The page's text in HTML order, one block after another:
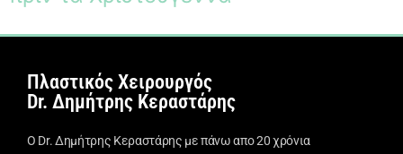
Πλαστικός Χειρουργός
Dr. Δημήτρης Κεραστάρης
Ο Dr. Δημήτρης Κεραστάρης με πάνω απο 20 χρόνια